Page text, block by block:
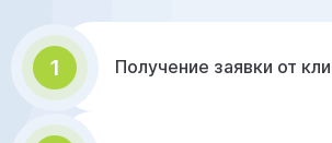
1 Получение заявки от